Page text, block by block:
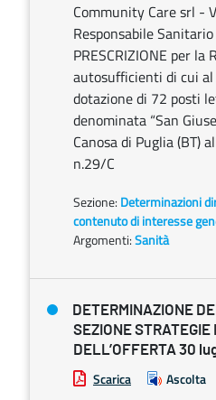
Community Care srl -
Responsabile
PRESCRIZIONE per la
autosufficienti di cui
dotazione di 72 posti
denominata “San
Canosa di Puglia (BT)
n.29/C
Sezione: Determinazioni
contenuto di interesse
Argomenti:Sanità
DETERMINAZIONE
SEZIONE STRATEGIE
DELL’OFFERTA 30
Scarica Ascolta